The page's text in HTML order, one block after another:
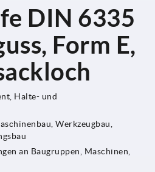
DIN 6335
Form E,
Halte- und
Werkzeugbau,
an Baugruppen, Maschinen,